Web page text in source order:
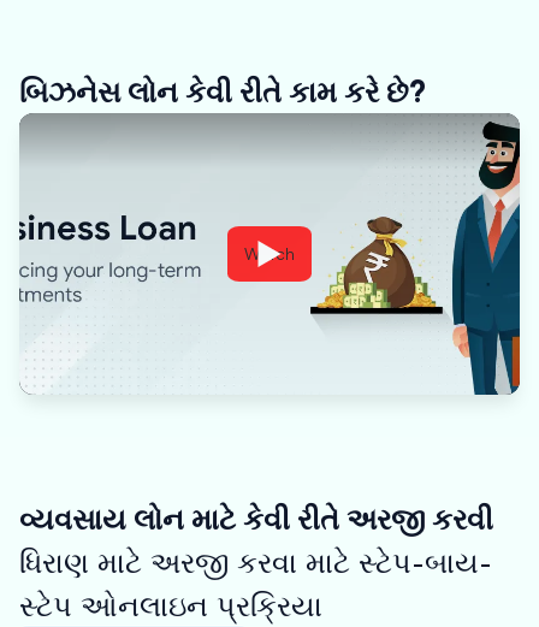
બિઝનેસ લોન કેવી રીતે કામ કરે છે?
Watch
વ્યવસાય લોન માટે કેવી રીતે અરજી કરવી
ધિરાણ માટે અરજી કરવા માટે સ્ટેપ-બાય-
સ્ટેપ ઓનલાઇન પ્રક્રિયા